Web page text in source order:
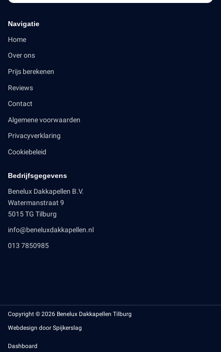
Navigatie
Home
Over ons
Prijs berekenen
Reviews
Contact
Algemene voorwaarden
Privacyverklaring
Cookiebeleid
Bedrijfsgegevens
Benelux Dakkapellen B.V.
Watermanstraat 9
5015 TG Tilburg
info@beneluxdakkapellen.nl
013 7850985
Copyright © 2026 Benelux Dakkapellen Tilburg
Webdesign door Spijkerslag
Dashboard